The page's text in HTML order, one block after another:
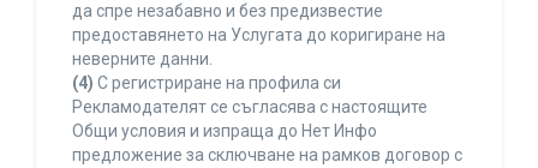
да спре незабавно и без предизвестие
предоставянето на Услугата до коригиране на
неверните данни.
(4) С регистриране на профила си
Рекламодателят се съгласява с настоящите
Общи условия и изпраща до Нет Инфо
предложение за сключване на рамков договор с